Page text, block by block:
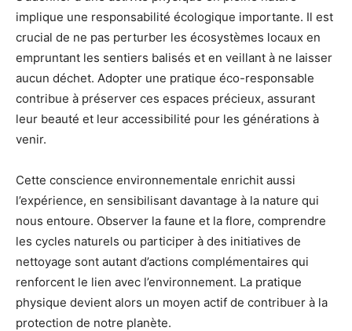
implique une responsabilité écologique importante. Il est
crucial de ne pas perturber les écosystèmes locaux en
empruntant les sentiers balisés et en veillant à ne laisser
aucun déchet. Adopter une pratique éco-responsable
contribue à préserver ces espaces précieux, assurant
leur beauté et leur accessibilité pour les générations à
venir.
Cette conscience environnementale enrichit aussi
l’expérience, en sensibilisant davantage à la nature qui
nous entoure. Observer la faune et la flore, comprendre
les cycles naturels ou participer à des initiatives de
nettoyage sont autant d’actions complémentaires qui
renforcent le lien avec l’environnement. La pratique
physique devient alors un moyen actif de contribuer à la
protection de notre planète.